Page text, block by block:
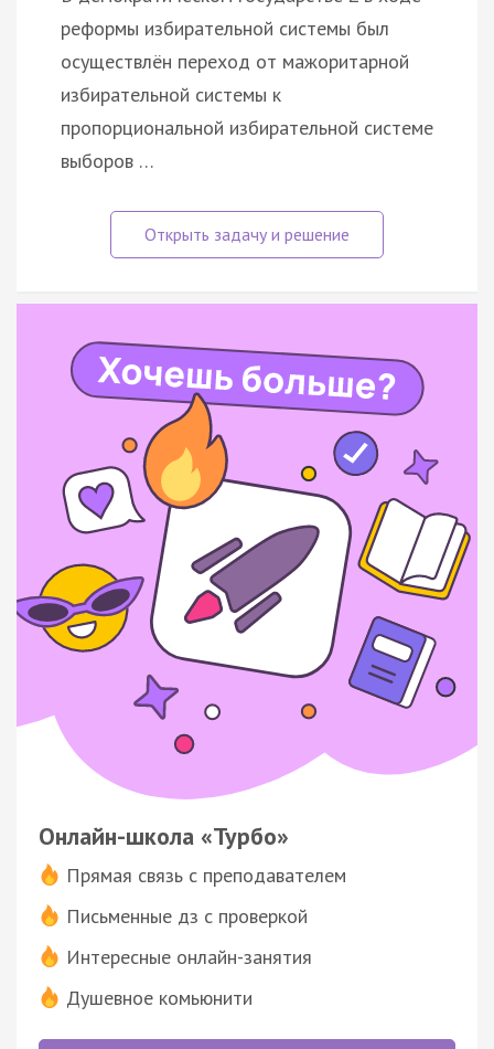
реформы избирательной системы был
осуществлён переход от мажоритарной
избирательной системы к
пропорциональной избирательной системе
выборов …
Онлайн-школа «Турбо»
Прямая связь с преподавателем
Письменные дз с проверкой
Интересные онлайн-занятия
Душевное комьюнити